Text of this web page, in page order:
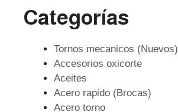
Categorías
Tornos mecanicos (Nuevos)
Accesorios oxicorte
Aceites
Acero rapido (Brocas)
Acero torno